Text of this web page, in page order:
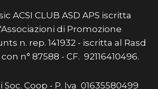
ACSI CLUB ASD APS iscritta
di Promozione
n. rep. 141932 - iscritta al Rasd
n° 87588 - CF. 92116410496.
Coop - P. Iva 01635580499